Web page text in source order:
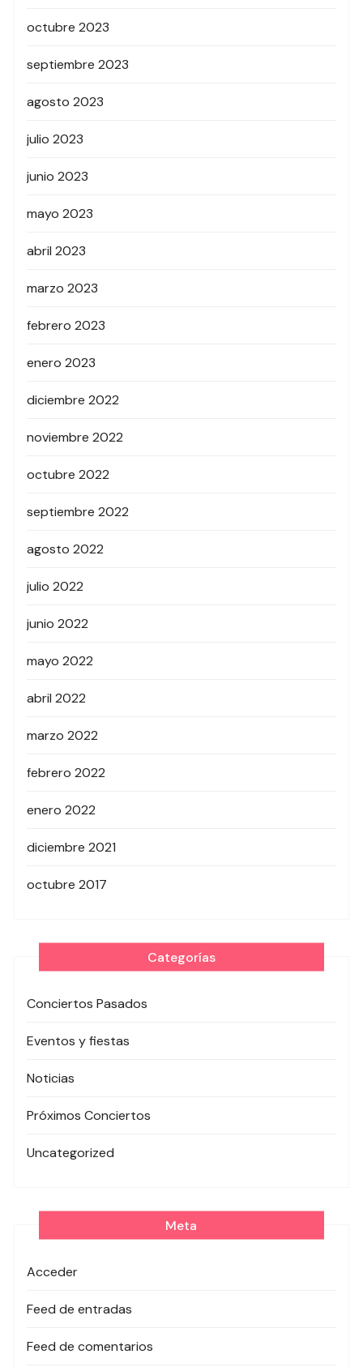
octubre 2023
septiembre 2023
agosto 2023
julio 2023
junio 2023
mayo 2023
abril 2023
marzo 2023
febrero 2023
enero 2023
diciembre 2022
noviembre 2022
octubre 2022
septiembre 2022
agosto 2022
julio 2022
junio 2022
mayo 2022
abril 2022
marzo 2022
febrero 2022
enero 2022
diciembre 2021
octubre 2017
Categorías
Conciertos Pasados
Eventos y fiestas
Noticias
Próximos Conciertos
Uncategorized
Meta
Acceder
Feed de entradas
Feed de comentarios